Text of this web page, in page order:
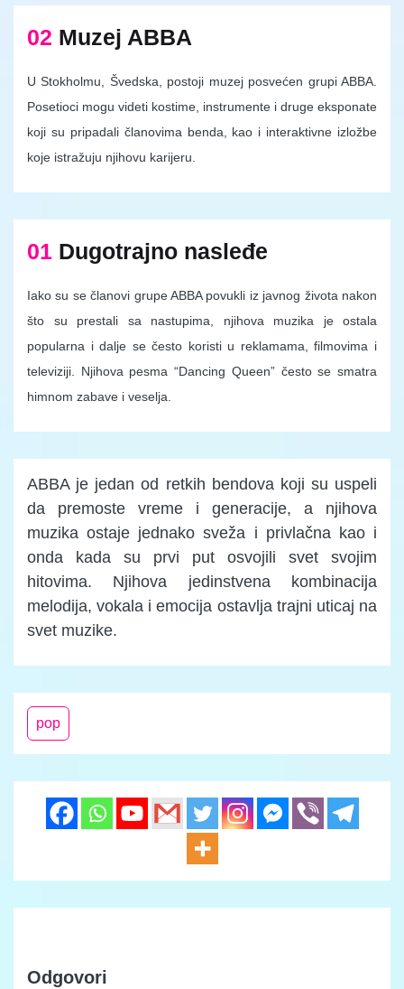
02 Muzej ABBA
U Stokholmu, Švedska, postoji muzej posvećen grupi ABBA.
Posetioci mogu videti kostime, instrumente i druge eksponate
koji su pripadali članovima benda, kao i interaktivne izložbe
koje istražuju njihovu karijeru.
01 Dugotrajno nasleđe
Iako su se članovi grupe ABBA povukli iz javnog života nakon
što su prestali sa nastupima, njihova muzika je ostala
popularna i dalje se često koristi u reklamama, filmovima i
televiziji. Njihova pesma “Dancing Queen” često se smatra
himnom zabave i veselja.
ABBA je jedan od retkih bendova koji su uspeli
da premoste vreme i generacije, a njihova
muzika ostaje jednako sveža i privlačna kao i
onda kada su prvi put osvojili svet svojim
hitovima. Njihova jedinstvena kombinacija
melodija, vokala i emocija ostavlja trajni uticaj na
svet muzike.
pop
Odgovori